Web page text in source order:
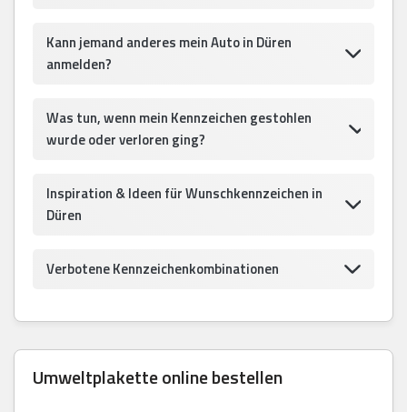
Kann jemand anderes mein Auto in Düren
anmelden?
Was tun, wenn mein Kennzeichen gestohlen
wurde oder verloren ging?
Inspiration & Ideen für Wunschkennzeichen in
Düren
Verbotene Kennzeichenkombinationen
Umweltplakette online bestellen